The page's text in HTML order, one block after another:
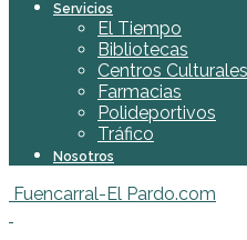
Servicios
El Tiempo
Bibliotecas
Centros Culturales
Farmacias
Polideportivos
Tráfico
Nosotros
Fuencarral-El Pardo.com